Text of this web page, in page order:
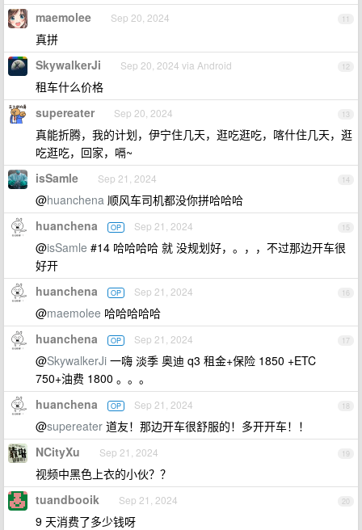
11
maemolee Sep 20, 2024
真拼
12
SkywalkerJi Sep 20, 2024 via Android
租车什么价格
13
supereater Sep 20, 2024
真能折腾，我的计划，伊宁住几天，逛吃逛吃，喀什住几天，逛
吃逛吃，回家，嗝~
14
isSamle Sep 21, 2024
@huanchena 顺风车司机都没你拼哈哈哈
15
huanchena OP Sep 21, 2024
@isSamle #14 哈哈哈哈 就 没规划好，。，，不过那边开车很
好开
16
huanchena OP Sep 21, 2024
@maemolee 哈哈哈哈哈
17
huanchena OP Sep 21, 2024
@SkywalkerJi 一嗨 淡季 奥迪 q3 租金+保险 1850 +ETC
750+油费 1800 。。。
18
huanchena OP Sep 21, 2024
@supereater 道友！那边开车很舒服的！多开开车！！
19
NCityXu Sep 21, 2024
视频中黑色上衣的小伙？？
20
tuandbooik Sep 21, 2024
9 天消费了多少钱呀